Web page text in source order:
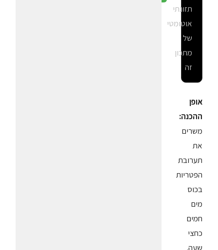
תזונתי
אוטומטי
של
מתכון
זה
אופן
ההכנה:
משרים
את
תערובת
הפטריות
בכוס
מים
חמים
כחצי
שעה.